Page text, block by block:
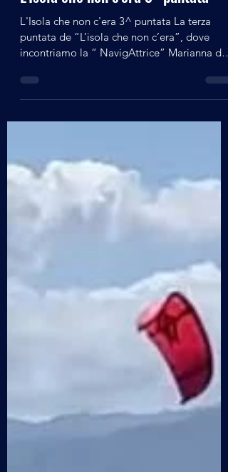
L'Isola che non c'era 3^ puntata
L'Isola che non c'era 3^ puntata La terza
puntata de “L’isola che non c’era”, dove